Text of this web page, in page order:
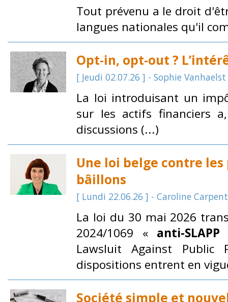
Tout prévenu a le droit
langues nationales qu'il
Opt-in, opt-out ?
[ Jeudi 02.07.26 ] - Sophie
La loi introduisant un
sur les actifs financiers
discussions (...)
Une loi belge contre
bâillons
[ Lundi 22.06.26 ] - Caroline
La loi du 30 mai 2026
2024/1069 « anti-SLAPP
Lawsluit Against Public
dispositions entrent en
Société simple et